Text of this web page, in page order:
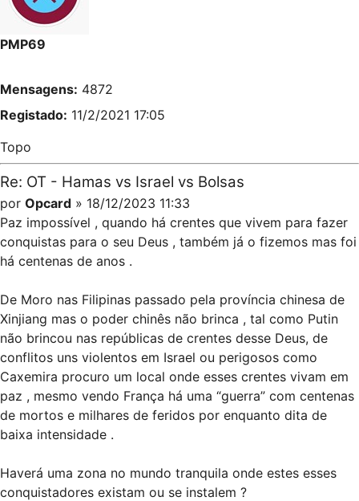
PMP69
Mensagens: 4872
Registado: 11/2/2021 17:05
Topo
Re: OT - Hamas vs Israel vs Bolsas
por Opcard » 18/12/2023 11:33
Paz impossível , quando há crentes que vivem para fazer
conquistas para o seu Deus , também já o fizemos mas foi
há centenas de anos .
De Moro nas Filipinas passado pela província chinesa de
Xinjiang mas o poder chinês não brinca , tal como Putin
não brincou nas repúblicas de crentes desse Deus, de
conflitos uns violentos em Israel ou perigosos como
Caxemira procuro um local onde esses crentes vivam em
paz , mesmo vendo França há uma “guerra” com centenas
de mortos e milhares de feridos por enquanto dita de
baixa intensidade .
Haverá uma zona no mundo tranquila onde estes esses
conquistadores existam ou se instalem ?